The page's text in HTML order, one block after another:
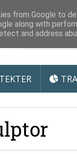
from Google to
along with
and address